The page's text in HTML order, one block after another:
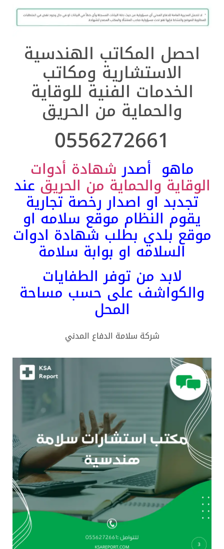
احصل المكاتب الهندسية
الاستشارية ومكاتب
الخدمات الفنية للوقاية
والحماية من الحريق
0556272661
ماهو أصدرشهادة أدوات
والحماية من الحريقعند
تجدبد او اصدار رخصة تجارية
يقوم النظام موقع سلامه او
بلدي بطلب شهادة ادوات
السلامه او بوابة سلامة
لابد من توفر الطفايات
على حسب مساحة
المحل
شركة سلامة الدفاع المدني